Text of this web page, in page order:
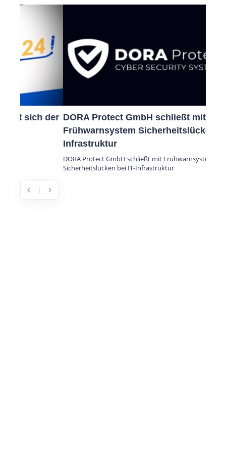
DORA Protect GmbH schließt mit
Frühwarnsystem Sicherheitslücken bei IT-
Infrastruktur
DORA Protect GmbH schließt mit Frühwarnsystem
Sicherheitslücken bei IT-Infrastruktur
chevron_left chevron_right